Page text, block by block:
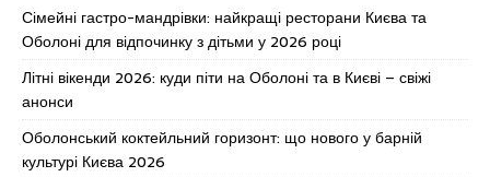
Сімейні гастро-мандрівки: найкращі ресторани Києва та
Оболоні для відпочинку з дітьми у 2026 році
Літні вікенди 2026: куди піти на Оболоні та в Києві – свіжі
анонси
Оболонський коктейльний горизонт: що нового у барній
культурі Києва 2026